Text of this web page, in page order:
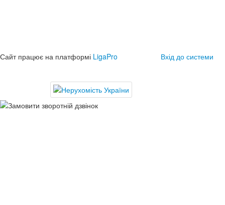
Сайт працює на платформі LigaPro Вхід до системи